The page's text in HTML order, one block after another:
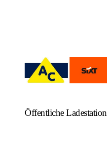
Öffentliche Ladestation